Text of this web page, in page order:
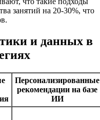
занятий на 20-30%, что
и данных в
Персонализированные
рекомендации на базе
ИИ